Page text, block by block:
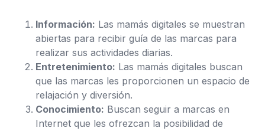
Información: Las mamás digitales se muestran
abiertas para recibir guía de las marcas para
realizar sus actividades diarias.
Entretenimiento: Las mamás digitales buscan
que las marcas les proporcionen un espacio de
relajación y diversión.
Conocimiento: Buscan seguir a marcas en
Internet que les ofrezcan la posibilidad de